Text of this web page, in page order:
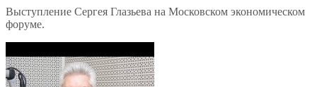
Выступление Сергея Глазьева на Московском экономическом
форуме.